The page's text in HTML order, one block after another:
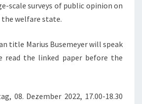
scale surveys of public opinion on
welfare state.
title Marius Busemeyer will speak
read the linked paper before the
08. Dezember 2022, 17.00-18.30